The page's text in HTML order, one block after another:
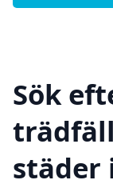
Sök
städer